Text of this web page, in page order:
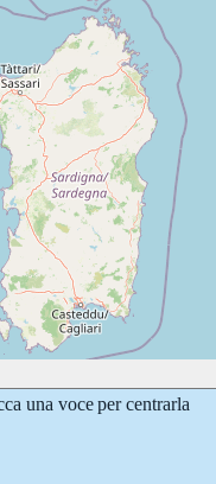
una voce per centrarla